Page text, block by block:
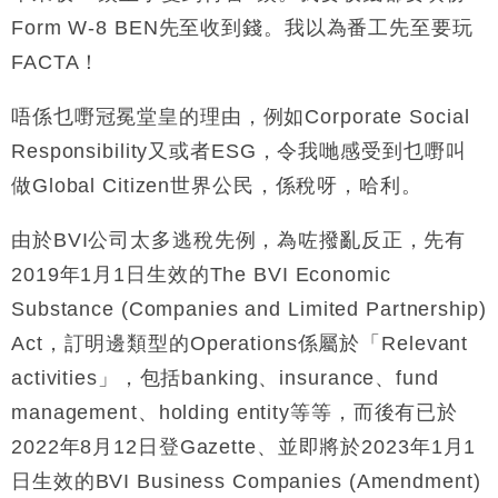
Form W-8 BEN先至收到錢。我以為番工先至要玩
FACTA！
唔係乜嘢冠冕堂皇的理由，例如Corporate Social
Responsibility又或者ESG，令我哋感受到乜嘢叫
做Global Citizen世界公民，係稅呀，哈利。
由於BVI公司太多逃稅先例，為咗撥亂反正，先有
2019年1月1日生效的The BVI Economic
Substance (Companies and Limited Partnership)
Act，訂明邊類型的Operations係屬於「Relevant
activities」，包括banking、insurance、fund
management、holding entity等等，而後有已於
2022年8月12日登Gazette、並即將於2023年1月1
日生效的BVI Business Companies (Amendment)